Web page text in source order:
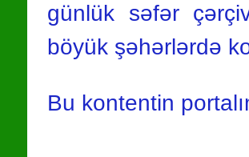
günlük səfər
böyük şəhərlərdə
Bu kontentin